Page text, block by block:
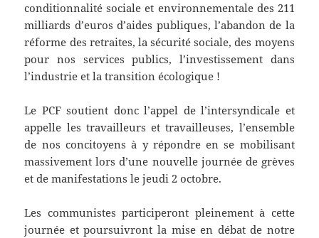
conditionnalité sociale et environnementale des 211
milliards d’euros d’aides publiques, l’abandon de la
réforme des retraites, la sécurité sociale, des moyens
pour nos services publics, l’investissement dans
l’industrie et la transition écologique !
Le PCF soutient donc l’appel de l’intersyndicale et
appelle les travailleurs et travailleuses, l’ensemble
de nos concitoyens à y répondre en se mobilisant
massivement lors d’une nouvelle journée de grèves
et de manifestations le jeudi 2 octobre.
Les communistes participeront pleinement à cette
journée et poursuivront la mise en débat de notre